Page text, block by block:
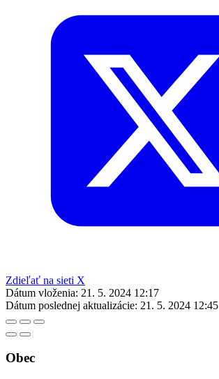
Zdieľať na sieti X
Dátum vloženia: 21. 5. 2024 12:17
Dátum poslednej aktualizácie: 21. 5. 2024 12:45
Obec